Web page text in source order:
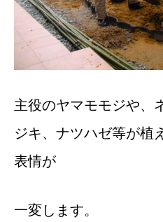
主役のヤマモモジや、
ジキ、ナツハゼ等が植
表情が
一変します。